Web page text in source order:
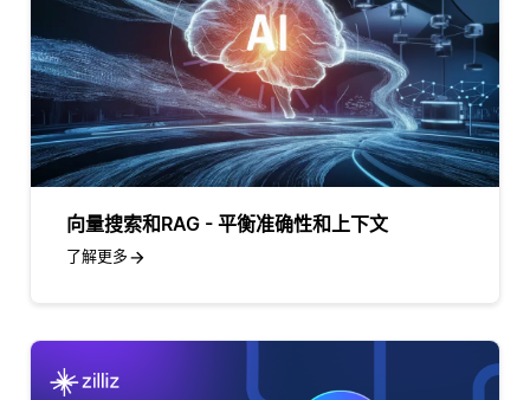
向量搜索和RAG - 平衡准确性和上下文
了解更多